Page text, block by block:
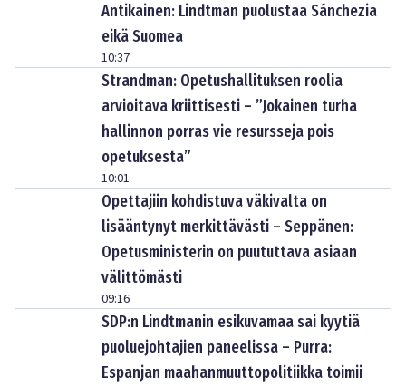
Antikainen: Lindtman puolustaa Sánchezia
eikä Suomea
10:37
Strandman: Opetushallituksen roolia
arvioitava kriittisesti – ”Jokainen turha
hallinnon porras vie resursseja pois
opetuksesta”
10:01
Opettajiin kohdistuva väkivalta on
lisääntynyt merkittävästi – Seppänen:
Opetusministerin on puututtava asiaan
välittömästi
09:16
SDP:n Lindtmanin esikuvamaa sai kyytiä
puoluejohtajien paneelissa – Purra:
Espanjan maahanmuuttopolitiikka toimii